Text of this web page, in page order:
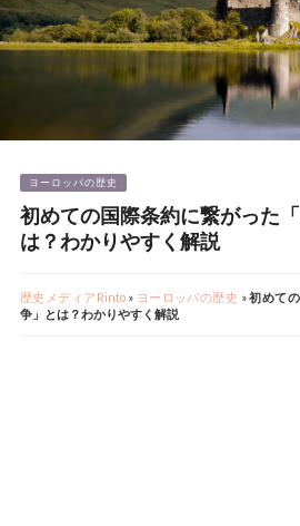
ヨーロッパの歴史
初めての国際条約に繋がった
は？わかりやすく解説
歴史メディアRinto» ヨーロッパの歴史 »初めて
争」とは？わかりやすく解説